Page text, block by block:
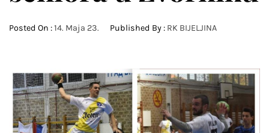
Posted On :14. Maja 23. Published By : RK BIJELJINA